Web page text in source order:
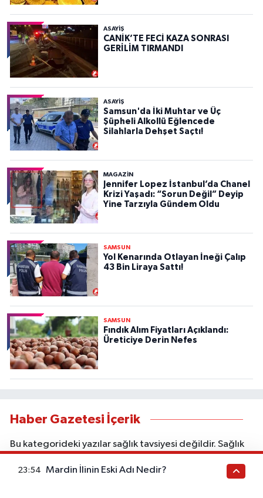
ASAYIŞ
CANİK’TE FECİ KAZA SONRASI
GERİLİM TIRMANDI
ASAYIŞ
Samsun'da İki Muhtar ve Üç
Şüpheli Alkollü Eğlencede
Silahlarla Dehşet Saçtı!
MAGAZİN
Jennifer Lopez İstanbul’da Chanel
Krizi Yaşadı: “Sorun Değil” Deyip
Yine Tarzıyla Gündem Oldu
SAMSUN
Yol Kenarında Otlayan İneği Çalıp
43 Bin Liraya Sattı!
SAMSUN
Fındık Alım Fiyatları Açıklandı:
Üreticiye Derin Nefes
Haber Gazetesi İçerik
Bu kategorideki yazılar sağlık tavsiyesi değildir. Sağlık
doktorunuza başvurunuz. Bu içerik ticari iş birliği veya
23:54 Mardin İlinin Eski Adı Nedir?